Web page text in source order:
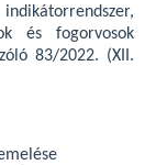
és fogorvosok
83/2022. (XII.